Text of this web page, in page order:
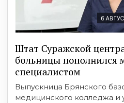
6
Штат Суражской
больницы пополнился
специалистом
Выпускница Брянского
медицинского колледжа и